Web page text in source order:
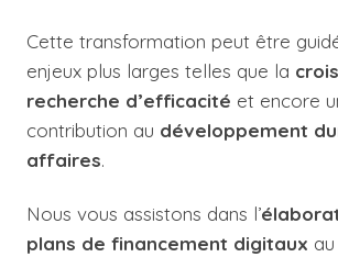
Cette transformation peut être
enjeux plus larges telles que la
recherche d’efficacité et encore
contribution au développement
affaires.
Nous vous assistons dans l’
plans de financement digitaux